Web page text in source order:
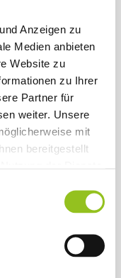
Anzeigen zu
Medien anbieten
Website zu
zu Ihrer
Partner für
weiter. Unsere
mit
bereitgestellt